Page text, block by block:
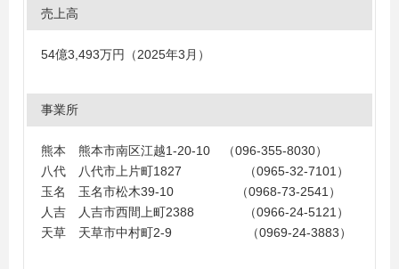
売上高
54億3,493万円（2025年3月）
事業所
熊本 熊本市南区江越1‐20‐10 （096-355-8030）
八代 八代市上片町1827 （0965-32-7101）
玉名 玉名市松木39‐10 （0968-73-2541）
人吉 人吉市西間上町2388 （0966-24-5121）
天草 天草市中村町2‐9 （0969-24-3883）